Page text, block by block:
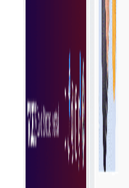
processen, wat leidt tot
Vind de behoeften van
Om de beste producten
moet je grondig
recensies lezen en
kwaliteit, waarde en
garanderen.